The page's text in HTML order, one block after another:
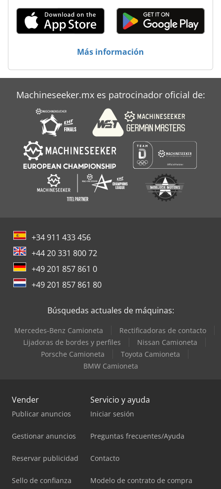
Más información
Machineseeker.mx es patrocinador oficial de:
+34 911 433 456
+44 20 331 800 72
+49 201 857 861 0
+49 201 857 861 80
Búsquedas actuales de máquinas:
Mercedes-Benz Camioneta
Rectificadoras de contacto
Lijadoras de bordes y perfiles
Nissan Camioneta
Porsche Camioneta
Toyota Camioneta
BMW Camioneta
Vender
Publicar anuncios
Gestionar anuncios
Reservar publicidad
Sello de confianza
Servicio y ayuda
Iniciar sesión
Preguntas frecuentes/Ayuda
Contacto
Modelo de contrato de compra